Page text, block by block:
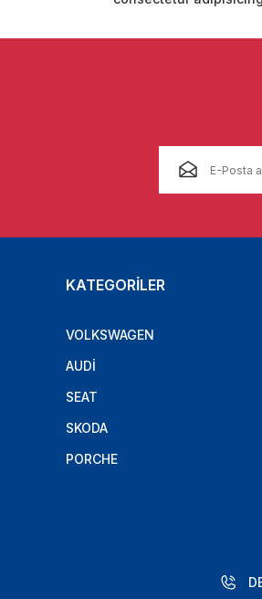
KATEGORİLER
VOLKSWAGEN
AUDİ
SEAT
SKODA
PORCHE